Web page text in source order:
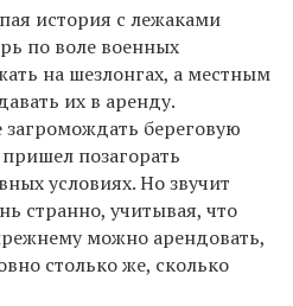
история с лежаками
по воле военных
на шезлонгах, а местным
их в аренду.
береговую
позагорать
условиях. Но звучит
странно, учитывая, что
можно арендовать,
столько же, сколько